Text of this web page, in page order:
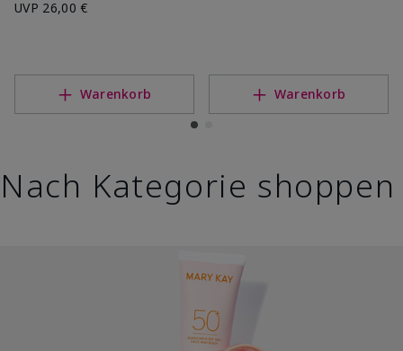
UVP 26,00 €
Warenkorb Warenkorb
Nach Kategorie shoppen